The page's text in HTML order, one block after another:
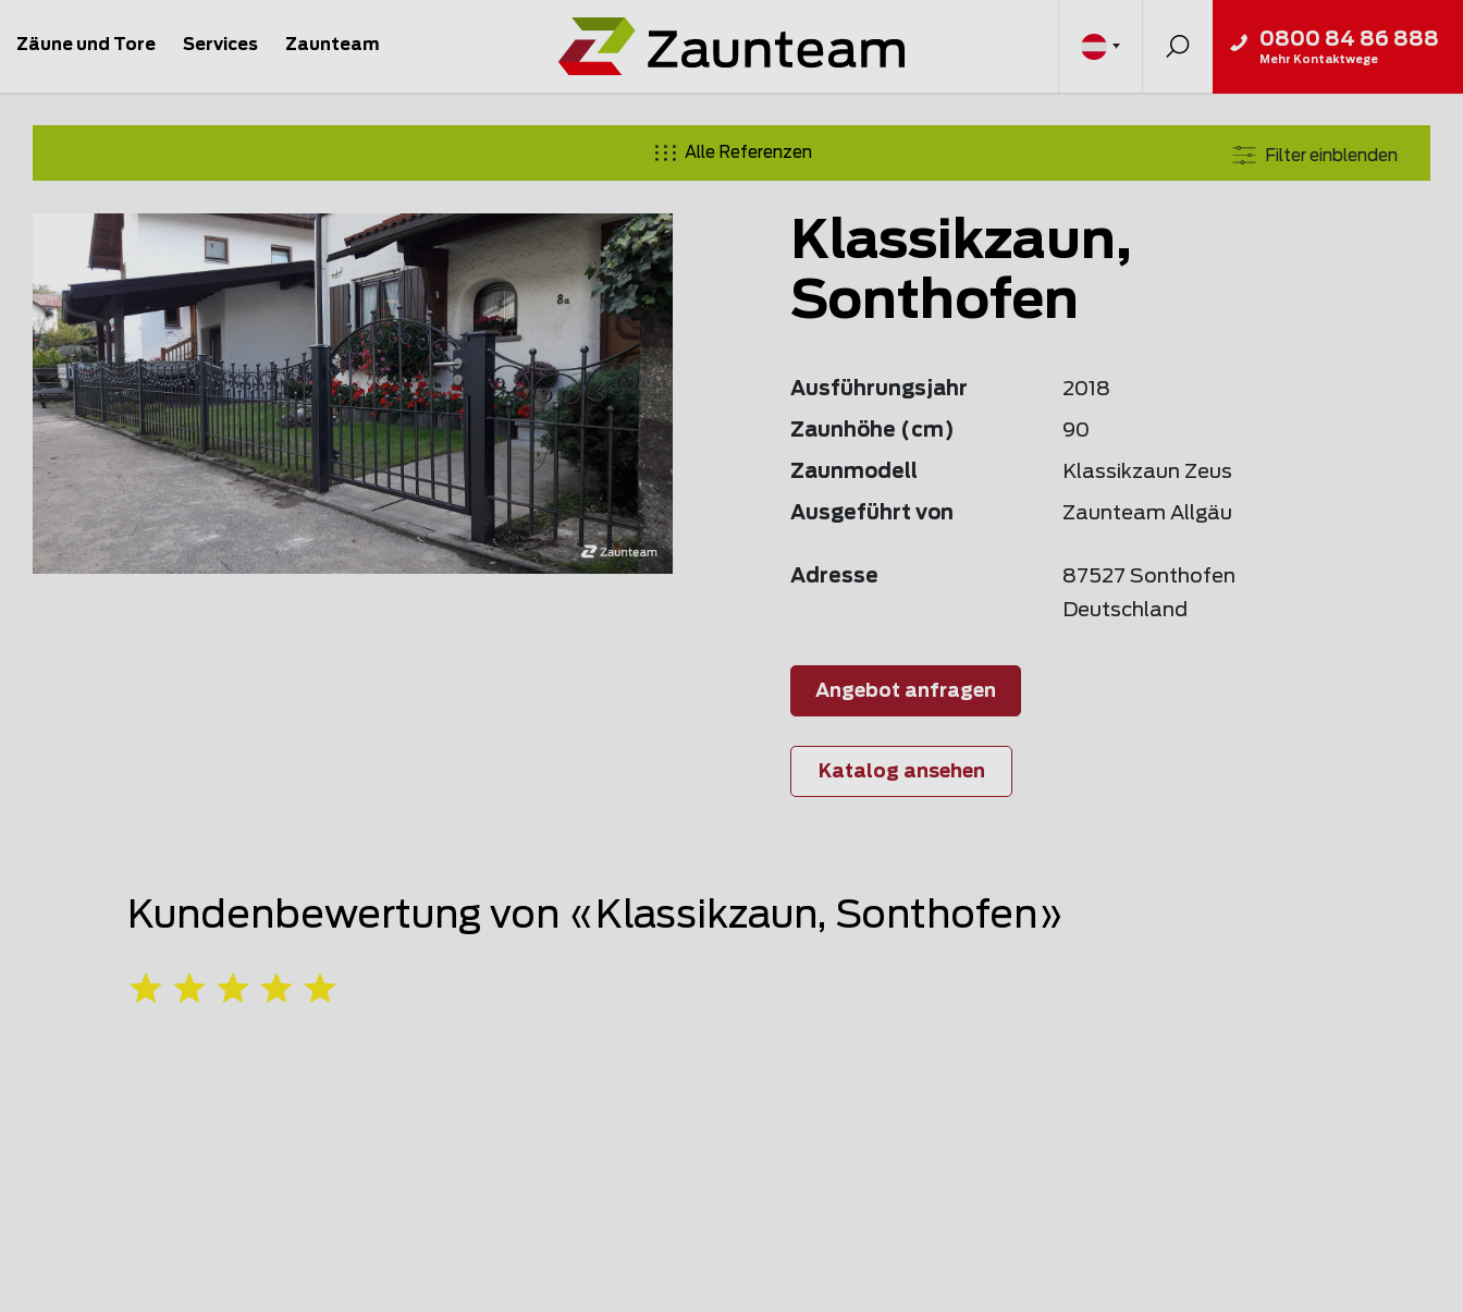
Zäune und Tore Services Zaunteam 0800 84 86 888
Mehr Kontaktwege
Alle Referenzen Filter einblenden
Klassikzaun,
Sonthofen
Ausführungsjahr 2018
Zaunhöhe (cm) 90
Zaunmodell Klassikzaun Zeus
Ausgeführt von Zaunteam Allgäu
Adresse
87527 Sonthofen
Deutschland
Angebot anfragen
Katalog ansehen
Kundenbewertung von «Klassikzaun, Sonthofen»